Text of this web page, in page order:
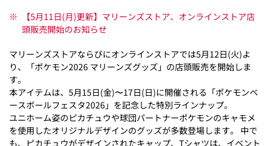
※
【5月11日(月)更新】マリーンズストア、オンラインストア店
頭販売開始のお知らせ
マリーンズストアならびにオンラインストアでは5月12日(火)よ
り、「ポケモン2026 マリーンズグッズ」の店頭販売を開始しま
す。
本アイテムは、5月15日(金)〜17日(日)に開催される「ポケモンベ
ースボールフェスタ2026」を記念した特別ラインナップ。
ユニホーム姿のピカチュウや球団パートナーポケモンのキャモメ
を使用したオリジナルデザインのグッズが多数登場します。 中で
も、ピカチュウがデザインされたキャップ、Tシャツは、イベント